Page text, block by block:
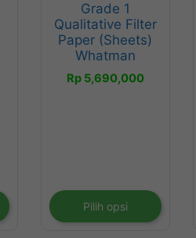
Grade 1
Qualitative Filter
Paper (Sheets)
Whatman
Rp5,690,000
Pilih opsi
beberapa
varian.
Pilihan
dapat